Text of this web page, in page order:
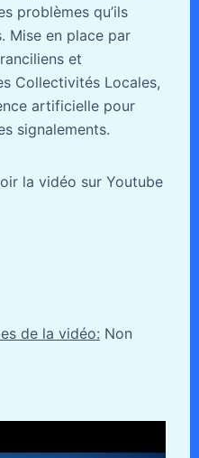
problèmes qu’ils
Mise en place par
et
Collectivités Locales,
artificielle pour
signalements.
la vidéo sur Youtube
de la vidéo: Non